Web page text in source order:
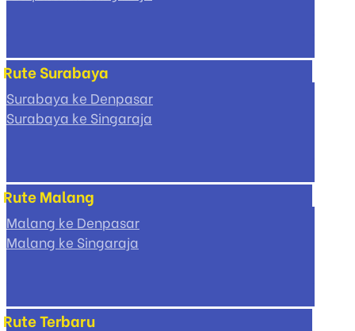
Rute Surabaya
Surabaya ke Denpasar
Surabaya ke Singaraja
Rute Malang
Malang ke Denpasar
Malang ke Singaraja
Rute Terbaru